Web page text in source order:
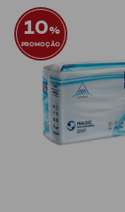
Lábios
Solares Bebé e
Criança
10%
PROMOÇÃO